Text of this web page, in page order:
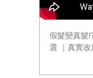
假髮變真髮
選 ｜真實改